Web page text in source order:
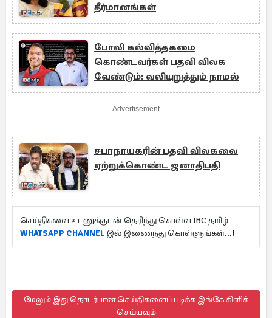
தீர்மானங்கள்
போலி கல்வித்தகமை
கொண்டவர்கள் பதவி விலக
வேண்டும்: வலியுறுத்தும் நாமல்
Advertisement
சபாநாயகரின் பதவி விலகலை
ஏற்றுக்கொண்ட ஜனாதிபதி
செய்திகளை உடனுக்குடன் தெரிந்து கொள்ள IBC தமிழ்
WHATSAPP CHANNEL இல் இணைந்து கொள்ளுங்கள்...!
மேலும் இது தொடர்பான செய்திகளைப் படிக்க இங்கே கிளிக்
செய்யவும்